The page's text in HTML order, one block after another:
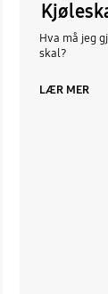
Hva må jeg
skal?
LÆR MER